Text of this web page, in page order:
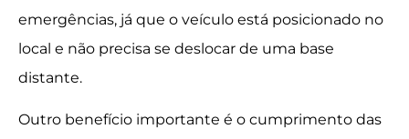
emergências, já que o veículo está posicionado no
local e não precisa se deslocar de uma base
distante.
Outro benefício importante é o cumprimento das